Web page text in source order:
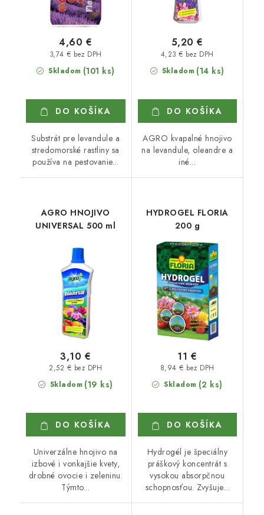
Skladom (101 ks)
3,74 € bez DPH
4,60 €
DO KOŠÍKA
Substrát pre levandule a
stredomorské rastliny sa
používa na pestovanie...
Skladom (14 ks)
4,23 € bez DPH
5,20 €
DO KOŠÍKA
AGRO kvapalné hnojivo
na levandule, oleandre a
iné...
AGRO HNOJIVO
UNIVERSAL 500 ml
Skladom (19 ks)
2,52 € bez DPH
3,10 €
DO KOŠÍKA
Univerzálne hnojivo na
izbové i vonkajšie kvety,
drobné ovocie i zeleninu.
Týmto...
HYDROGEL FLORIA
200 g
Skladom (2 ks)
8,94 € bez DPH
11 €
DO KOŠÍKA
Hydrogél je špeciálny
práškový koncentrát s
vysokou absorpčnou
schopnosťou. Zvyšuje...